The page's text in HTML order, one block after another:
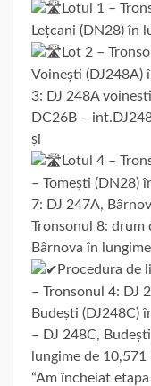
Lotul 1 –
Lețcani (DN28) în
Lot 2 –
Voinești (DJ248A)
3: DJ 248A v
DC26B –
și
Lotul 4 –
– Tomești (DN28)
7: DJ 247A,
Tronsonul 8: drum
Bârnova în
Procedura de
– Tronsonul 4: DJ
Budești (DJ248C)
– DJ 248C,
lungime de
“Am încheiat